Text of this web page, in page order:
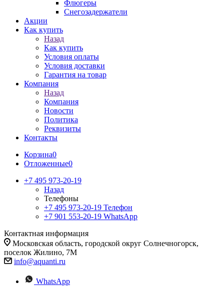
Флюгеры
Снегозадержатели
Акции
Как купить
Назад
Как купить
Условия оплаты
Условия доставки
Гарантия на товар
Компания
Назад
Компания
Новости
Политика
Реквизиты
Контакты
Корзина0
Отложенные0
+7 495 973-20-19
Назад
Телефоны
+7 495 973-20-19 Телефон
+7 901 553-20-19 WhatsApp
Контактная информация
Московская область, городской округ Солнечногорск,
поселок Жилино, 7М
info@aquanti.ru
WhatsApp